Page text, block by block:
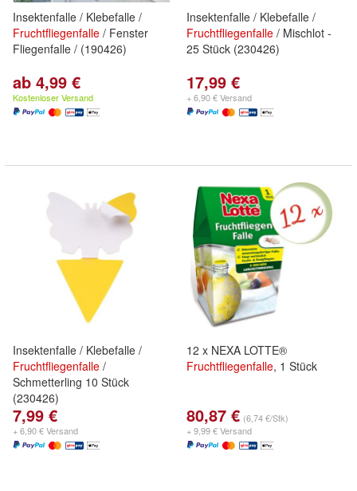
Insektenfalle / Klebefalle /
Fruchtfliegenfalle / Fenster
Fliegenfalle / (190426)
ab 4,99 €
Kostenloser Versand
Insektenfalle / Klebefalle /
Fruchtfliegenfalle / Mischlot -
25 Stück (230426)
17,99 €
+ 6,90 € Versand
Insektenfalle / Klebefalle /
Fruchtfliegenfalle /
Schmetterling 10 Stück
(230426)
7,99 €
+ 6,90 € Versand
12 x NEXA LOTTE®
Fruchtfliegenfalle, 1 Stück
80,87 € (6,74 €/Stk)
+ 9,99 € Versand